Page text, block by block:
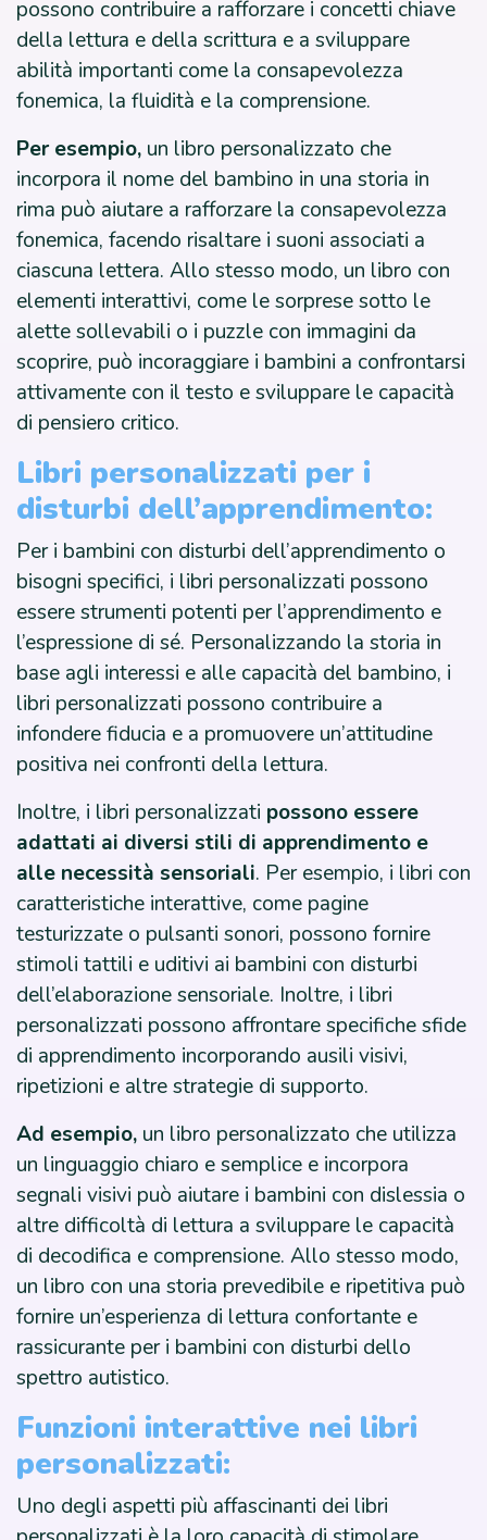
possono contribuire a rafforzare i concetti chiave
della lettura e della scrittura e a sviluppare
abilità importanti come la consapevolezza
fonemica, la fluidità e la comprensione.
Per esempio, un libro personalizzato che
incorpora il nome del bambino in una storia in
rima può aiutare a rafforzare la consapevolezza
fonemica, facendo risaltare i suoni associati a
ciascuna lettera. Allo stesso modo, un libro con
elementi interattivi, come le sorprese sotto le
alette sollevabili o i puzzle con immagini da
scoprire, può incoraggiare i bambini a confrontarsi
attivamente con il testo e sviluppare le capacità
di pensiero critico.
Libri personalizzati per i
disturbi dell’apprendimento:
Per i bambini con disturbi dell’apprendimento o
bisogni specifici, i libri personalizzati possono
essere strumenti potenti per l’apprendimento e
l’espressione di sé. Personalizzando la storia in
base agli interessi e alle capacità del bambino, i
libri personalizzati possono contribuire a
infondere fiducia e a promuovere un’attitudine
positiva nei confronti della lettura.
Inoltre, i libri personalizzati possono essere
adattati ai diversi stili di apprendimento e
alle necessità sensoriali. Per esempio, i libri con
caratteristiche interattive, come pagine
testurizzate o pulsanti sonori, possono fornire
stimoli tattili e uditivi ai bambini con disturbi
dell’elaborazione sensoriale. Inoltre, i libri
personalizzati possono affrontare specifiche sfide
di apprendimento incorporando ausili visivi,
ripetizioni e altre strategie di supporto.
Ad esempio, un libro personalizzato che utilizza
un linguaggio chiaro e semplice e incorpora
segnali visivi può aiutare i bambini con dislessia o
altre difficoltà di lettura a sviluppare le capacità
di decodifica e comprensione. Allo stesso modo,
un libro con una storia prevedibile e ripetitiva può
fornire un’esperienza di lettura confortante e
rassicurante per i bambini con disturbi dello
spettro autistico.
Funzioni interattive nei libri
personalizzati:
Uno degli aspetti più affascinanti dei libri